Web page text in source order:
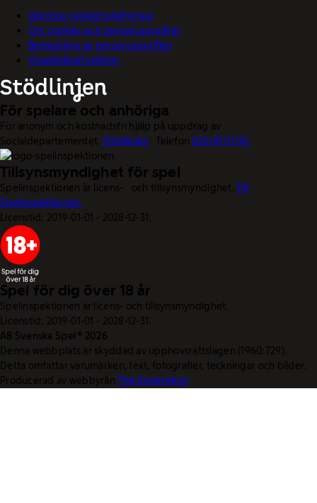
Välj dina cookieinställningar
Om cookies och personuppgifter
Behandling av personuppgifter
Visselblåsarfunktion
För spelare och anhöriga
För anonym och kostnadsfri hjälp på uppdrag av
Socialdepartementet. Stödlinjen. Telefon020-81 91 00.
Tillsynsmyndighet för spel
Spelinspektionen är licens- och tillsynsmyndighet.Till
Spelinspektionen.
Licenstid: 2019-01-01 - 2028-12-31.
Spel för dig över 18 år
Spelinspektionen är licens- och tillsynsmyndighet.
Licenstid: 2019-01-01 - 2028-12-31.
AB Svenska Spel © 2026
Denna webbplats är skyddad av upphovsrättslagen (1960:729).
Detta omfattar varumärken, text, fotografier, teckningar och bilder.
Producerad av webbyrånThe Generation